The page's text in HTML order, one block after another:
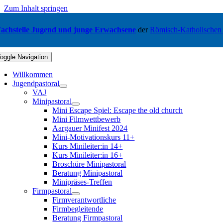
Zum Inhalt springen
Jugend und junge Erwachsene derRömisch-
Navigation
Willkommen
Jugendpastoral
VAJ
Minipastoral
Mini Escape Spiel: Escape the old church
Mini Filmwettbewerb
Aargauer Minifest 2024
Mini-Motivationskurs 11+
Kurs Minileiter:in 14+
Kurs Minileiter:in 16+
Broschüre Minipastoral
Beratung Minipastoral
Minipräses-Treffen
Firmpastoral
Firmverantwortliche
Firmbegleitende
Beratung Firmpastoral